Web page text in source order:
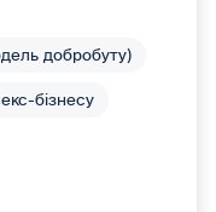
добробуту)
бізнесу